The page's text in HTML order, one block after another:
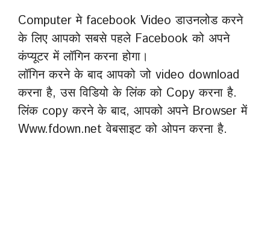
Computer मे facebook Video डाउनलोड करने
के लिए आपको सबसे पहले Facebook को अपने
कंप्यूटर में लॉगिन करना होगा।
लॉगिन करने के बाद आपको जो video download
करना है, उस विडियो के लिंक को Copy करना है.
लिंक copy करने के बाद, आपको अपने Browser में
Www.fdown.net वेबसाइट को ओपन करना है.